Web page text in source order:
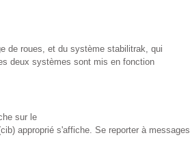
de roues, et du système stabilitrak, qui
deux systèmes sont mis en fonction
sur le
approprié s'affiche. Se reporter à messages